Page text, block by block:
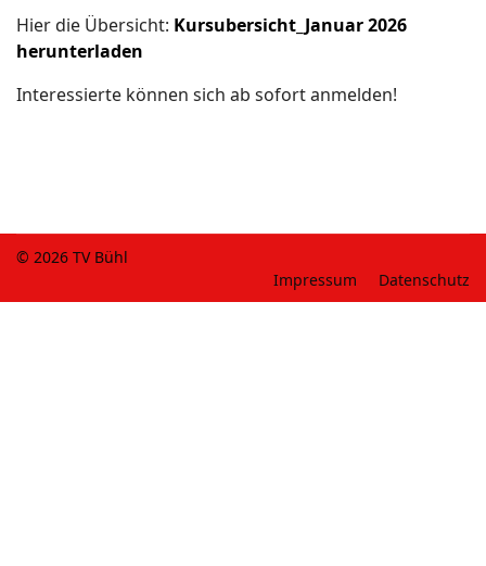
Hier die Übersicht: Kursubersicht_Januar 2026
herunterladen
Interessierte können sich ab sofort anmelden!
© 2026 TV Bühl
Impressum
Datenschutz